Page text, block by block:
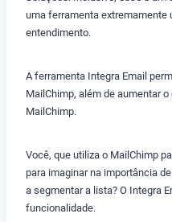
uma ferramenta extremamente
entendimento.
A ferramenta Integra Email
MailChimp, além de aumentar
MailChimp.
Você, que utiliza o MailChimp
para imaginar na importância
a segmentar a lista? O Integra
funcionalidade.